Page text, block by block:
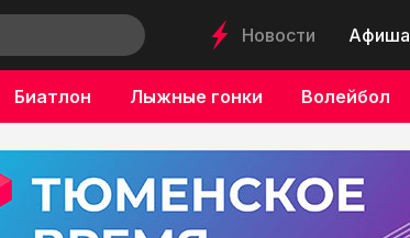
Новости Афиша
Биатлон Лыжные гонки Волейбол